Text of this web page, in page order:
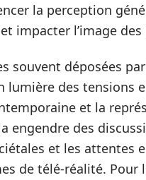
la perception
et impacter l’image
souvent déposées
lumière des tensions
et la
engendre des
et les attentes
de télé-réalité. Pour